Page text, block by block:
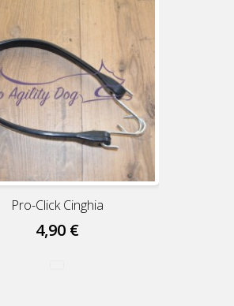
Pro-Click Cinghia
4,90 €